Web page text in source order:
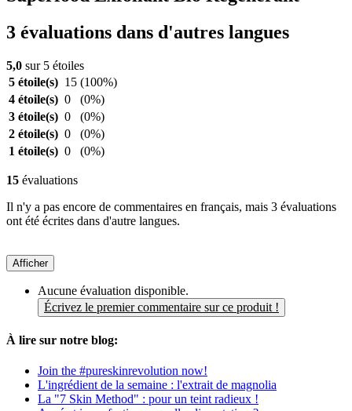
3 évaluations dans d'autres langues
5,0 sur 5 étoiles
5 étoile(s) 15 (100%)
4 étoile(s) 0
(0%)
3 étoile(s) 0
(0%)
2 étoile(s) 0
(0%)
1 étoile(s) 0 (0%)
15 évaluations
Il n'y a pas encore de commentaires en français, mais 3 évaluations
ont été écrites dans d'autre langues.
Afficher
Aucune évaluation disponible.
Écrivez le premier commentaire sur ce produit !
À lire sur notre blog:
Join the #pureskinrevolution now!
L'ingrédient de la semaine : l'extrait de magnolia
La "7 Skin Method" : pour un teint radieux !